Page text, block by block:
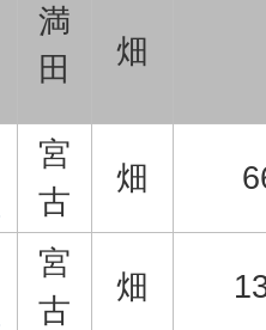
満
田
畑
宮
古
畑
宮
古
畑